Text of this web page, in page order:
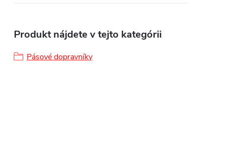
Produkt nájdete v tejto kategórii
Pásové dopravníky